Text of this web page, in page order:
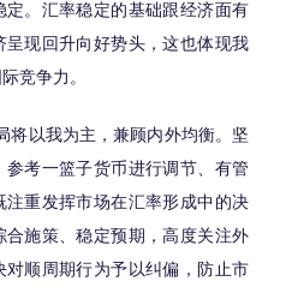
定。汇率稳定的基础跟经济面有
呈现回升向好势头，这也体现我
竞争力。
以我为主，兼顾内外均衡。坚
考一篮子货币进行调节、有管
注重发挥市场在汇率形成中的决
合施策、稳定预期，高度关注外
对顺周期行为予以纠偏，防止市